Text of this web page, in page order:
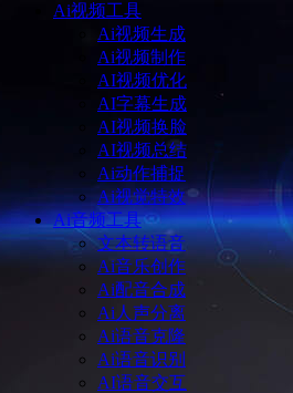
Ai视频工具
Ai视频生成
Ai视频制作
AI视频优化
AI字幕生成
AI视频换脸
AI视频总结
Ai动作捕捉
Ai视觉特效
Ai音频工具
文本转语音
Ai音乐创作
Ai配音合成
Ai人声分离
Ai语音克隆
Ai语音识别
AI语音交互